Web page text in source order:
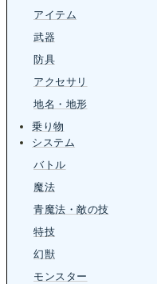
アイテム
武器
防具
アクセサリ
地名・地形
乗り物
システム
バトル
魔法
青魔法・敵の技
特技
幻獣
モンスター